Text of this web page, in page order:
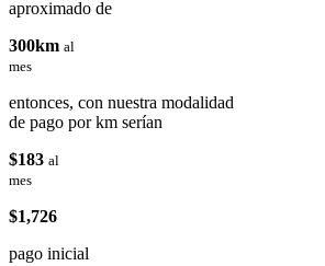
aproximado de
300km al
mes
entonces, con nuestra modalidad
de pago por km serían
$183 al
mes
$1,726
pago inicial